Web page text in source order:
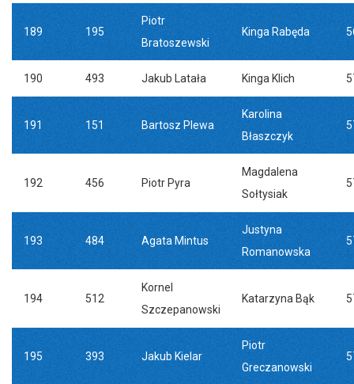
189 195
Piotr
Bratoszewski
Kinga Rabęda
190 493 Jakub Latała Kinga Klich
191 151 Bartosz Plewa
Karolina
Błaszczyk
192 456 Piotr Pyra
Magdalena
Sołtysiak
193 484 Agata Mintus
Justyna
Romanowska
194 512
Kornel
Szczepanowski
Katarzyna Bąk
195 393 Jakub Kielar
Piotr
Greczanowski